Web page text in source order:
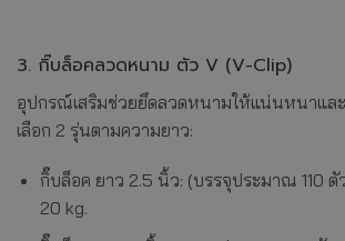
3. กิ๊บล็อคลวดหนาม ตัว V (V-Clip)
อุปกรณ์เสริมช่วยยึดลวดหนามให้แน่นหนาแล
เลือก 2 รุ่นตามความยาว:
กิ๊บล็อค ยาว 2.5 นิ้ว: (บรรจุประมาณ 110
20 kg.